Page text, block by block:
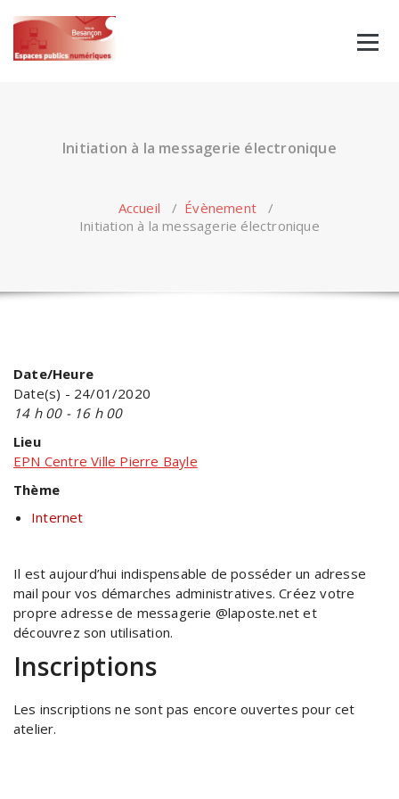
content
Initiation à la messagerie électronique
Accueil / Évènement /
Initiation à la messagerie électronique
Date/Heure
Date(s) - 24/01/2020
14 h 00 - 16 h 00
Lieu
EPN Centre Ville Pierre Bayle
Thème
Internet
Il est aujourd’hui indispensable de posséder un adresse
mail pour vos démarches administratives. Créez votre
propre adresse de messagerie @laposte.net et
découvrez son utilisation.
Inscriptions
Les inscriptions ne sont pas encore ouvertes pour cet
atelier.